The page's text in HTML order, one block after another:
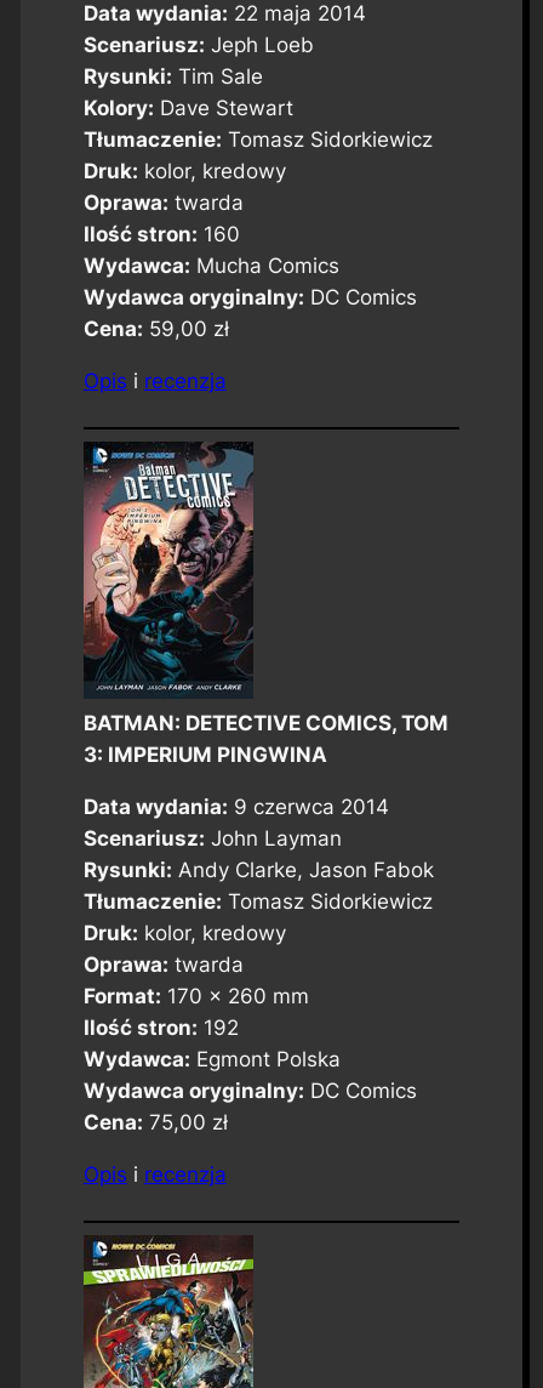
Data wydania: 22 maja 2014
Scenariusz: Jeph Loeb
Rysunki: Tim Sale
Kolory: Dave Stewart
Tłumaczenie: Tomasz Sidorkiewicz
Druk: kolor, kredowy
Oprawa: twarda
Ilość stron: 160
Wydawca: Mucha Comics
Wydawca oryginalny: DC Comics
Cena: 59,00 zł
Opis i recenzja
BATMAN: DETECTIVE COMICS, TOM
3: IMPERIUM PINGWINA
Data wydania: 9 czerwca 2014
Scenariusz: John Layman
Rysunki: Andy Clarke, Jason Fabok
Tłumaczenie: Tomasz Sidorkiewicz
Druk: kolor, kredowy
Oprawa: twarda
Format: 170 x 260 mm
Ilość stron: 192
Wydawca: Egmont Polska
Wydawca oryginalny: DC Comics
Cena: 75,00 zł
Opis i recenzja